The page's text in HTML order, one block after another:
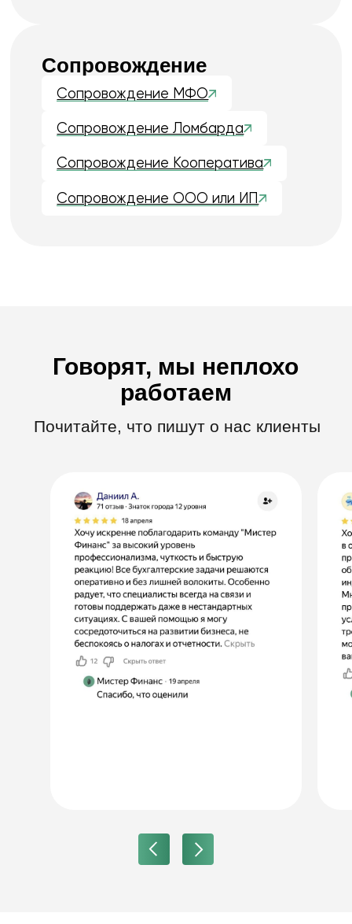
Everything should be made as simple as possible, but not simpler.
11 лет практики, 8 — в финансах. 115-ФЗ,
договоры, проверки ЦБ — обеспечивает полную
правовую защиту финансовых компаний.
Главный юрист
Никита Владимирович
16 лет в управлении, 13 — в финансах. Создала
выстраивала работу фин. компаний с нуля.
Управляющий директор